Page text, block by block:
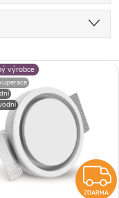
výrobce
ZDARMA